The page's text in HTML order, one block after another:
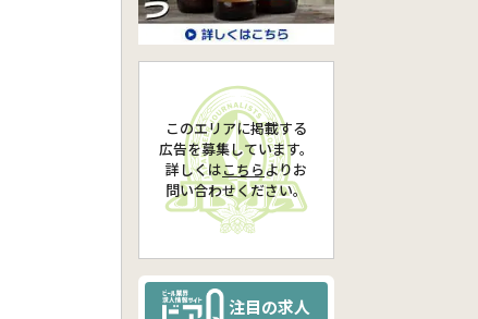
このエリアに掲載する
広告を募集しています。
詳しくは こちらより お
問い合わせください。
注目の求人